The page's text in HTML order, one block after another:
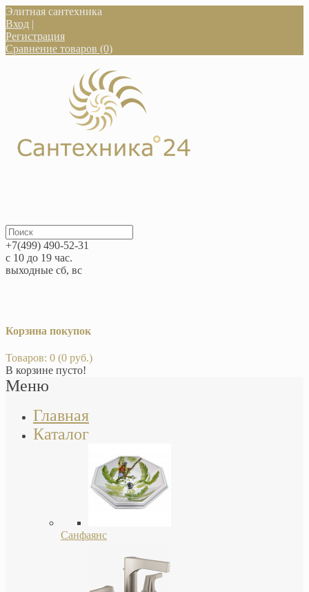
Элитная сантехника
Вход |
Регистрация
Сравнение товаров (0)
+7(499) 490-52-31
с 10 до 19 час.
выходные сб, вс
Корзина покупок
Товаров: 0 (0 руб.)
В корзине пусто!
Меню
Главная
Каталог
Санфаянс